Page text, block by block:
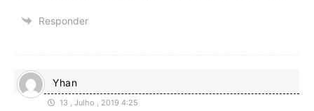
Responder
Yhan
13 , Julho , 2019 4:25